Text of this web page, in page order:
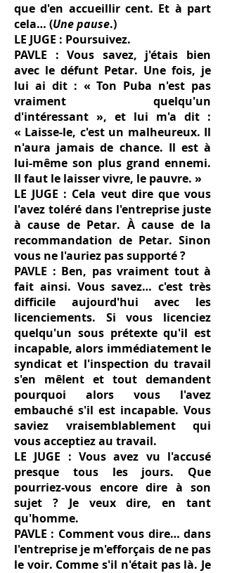
que d'en accueillir cent. Et à part
cela… (Une pause.)
LE JUGE : Poursuivez.
PAVLE : Vous savez, j'étais bien
avec le défunt Petar. Une fois, je
lui ai dit : « Ton Puba n'est pas
vraiment quelqu'un
d'intéressant », et lui m'a dit :
« Laisse-le, c'est un malheureux. Il
n'aura jamais de chance. Il est à
lui-même son plus grand ennemi.
Il faut le laisser vivre, le pauvre. »
LE JUGE : Cela veut dire que vous
l'avez toléré dans l'entreprise juste
à cause de Petar. À cause de la
recommandation de Petar. Sinon
vous ne l'auriez pas supporté ?
PAVLE : Ben, pas vraiment tout à
fait ainsi. Vous savez… c'est très
difficile aujourd'hui avec les
licenciements. Si vous licenciez
quelqu'un sous prétexte qu'il est
incapable, alors immédiatement le
syndicat et l'inspection du travail
s'en mêlent et tout demandent
pourquoi alors vous l'avez
embauché s'il est incapable. Vous
saviez vraisemblablement qui
vous acceptiez au travail.
LE JUGE : Vous avez vu l'accusé
presque tous les jours. Que
pourriez-vous encore dire à son
sujet ? Je veux dire, en tant
qu'homme.
PAVLE : Comment vous dire… dans
l'entreprise je m'efforçais de ne pas
le voir. Comme s'il n'était pas là. Je